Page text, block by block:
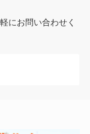
にお問い合わせく